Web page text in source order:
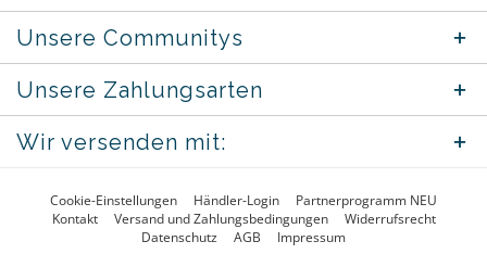
Unsere Communitys
Unsere Zahlungsarten
Wir versenden mit:
Cookie-Einstellungen Händler-Login
Partnerprogramm NEU
Kontakt
Versand und Zahlungsbedingungen
Widerrufsrecht
Datenschutz
AGB Impressum